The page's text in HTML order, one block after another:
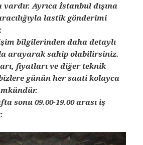
vardır. Ayrıca İstanbul dışına
lastik gönderimi
bilgilerinden daha detaylı
arayarak sahip olabilirsiniz.
fiyatları ve diğer teknik
günün her saati kolayca
sonu 09.00-19.00 arası iş